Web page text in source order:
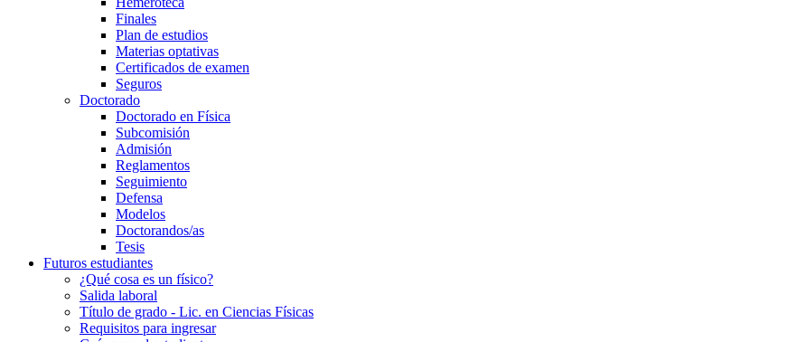
Finales
Plan de estudios
Materias optativas
Certificados de examen
Seguros
Doctorado
Doctorado en Física
Subcomisión
Admisión
Reglamentos
Seguimiento
Defensa
Modelos
Doctorandos/as
Tesis
Futuros estudiantes
¿Qué cosa es un físico?
Salida laboral
Título de grado - Lic. en Ciencias Físicas
Requisitos para ingresar